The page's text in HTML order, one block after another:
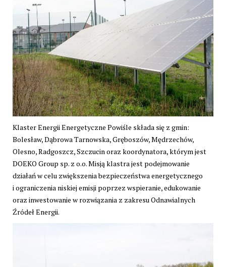
Klaster Energii Energetyczne Powiśle składa się z gmin:
Bolesław, Dąbrowa Tarnowska, Gręboszów, Mędrzechów,
Olesno, Radgoszcz, Szczucin oraz koordynatora, którym jest
DOEKO Group sp. z o.o. Misją klastra jest podejmowanie
działań w celu zwiększenia bezpieczeństwa energetycznego
i ograniczenia niskiej emisji poprzez wspieranie, edukowanie
oraz inwestowanie w rozwiązania z zakresu Odnawialnych
Źródeł Energii.